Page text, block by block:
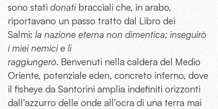
sono stati donati bracciali che, in arabo,
riportavano un passo tratto dal Libro dei
Salmi: la nazione eterna non dimentica; inseguirò
i miei nemici e li
raggiungerò. Benvenuti nella caldera del Medio
Oriente, potenziale eden, concreto inferno, dove
il fisheye da Santorini amplia indefiniti orizzonti
dall’azzurro delle onde all’ocra di una terra mai